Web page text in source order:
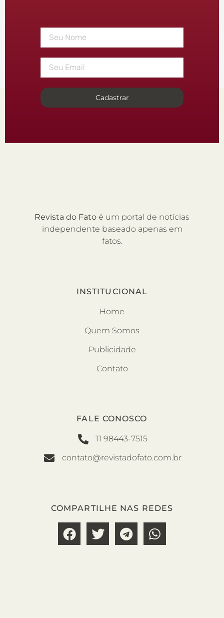
Cadastrar
Revista do Fato é um portal de notícias
independente baseado apenas em
fatos.
INSTITUCIONAL
Home
Quem Somos
Publicidade
Contato
FALE CONOSCO
11 98443-7515
contato@revistadofato.com.br
COMPARTILHE NAS REDES